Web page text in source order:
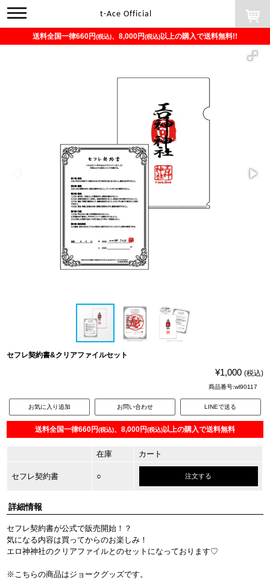
toggle
navigation
t-Ace Official
送料全国一律660円(税込)、8,000円(税込)以上の購入で送料無料!!
セフレ契約書&クリアファイルセット
¥1,000 (税込)
商品番号:wl90117
お気に入り追加 お問い合わせ LINEで送る
送料全国一律660円(税込)、8,000円(税込)以上の購入で送料無料
在庫 カート
セフレ契約書 ○ 注文する
詳細情報
セフレ契約書が公式で販売開始！？
気になる内容は買ってからのお楽しみ！
エロ神神社のクリアファイルとのセットになっております♡
※こちらの商品はジョークグッズです。